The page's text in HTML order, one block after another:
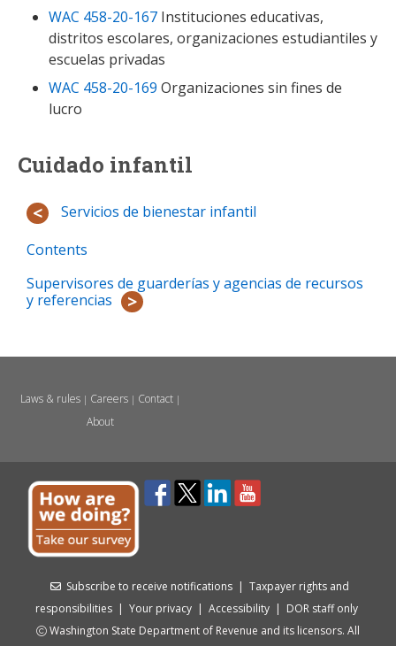
WAC 458-20-167 Instituciones educativas,
distritos escolares, organizaciones estudiantiles y
escuelas privadas
WAC 458-20-169 Organizaciones sin fines de
lucro
Cuidado infantil
Servicios de bienestar infantil
Contents
Supervisores de guarderías y agencias de recursos
y referencias
Laws & rules| Careers| Contact|
About
Subscribe to receive notifications | Taxpayer rights and
responsibilities | Your privacy | Accessibility | DOR staff only
Washington State Department of Revenue and its licensors. All